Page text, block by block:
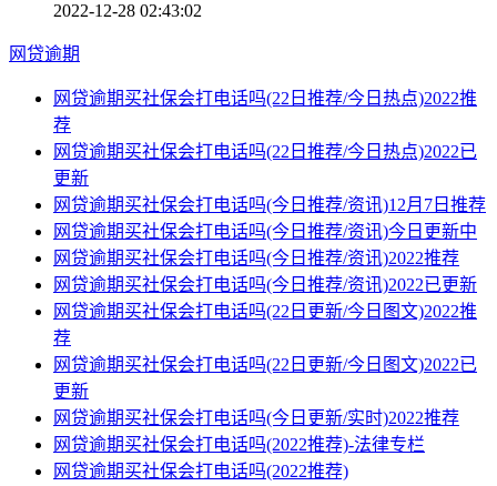
2022-12-28 02:43:02
网贷逾期
网贷逾期买社保会打电话吗(22日推荐/今日热点)2022推
荐
网贷逾期买社保会打电话吗(22日推荐/今日热点)2022已
更新
网贷逾期买社保会打电话吗(今日推荐/资讯)12月7日推荐
网贷逾期买社保会打电话吗(今日推荐/资讯)今日更新中
网贷逾期买社保会打电话吗(今日推荐/资讯)2022推荐
网贷逾期买社保会打电话吗(今日推荐/资讯)2022已更新
网贷逾期买社保会打电话吗(22日更新/今日图文)2022推
荐
网贷逾期买社保会打电话吗(22日更新/今日图文)2022已
更新
网贷逾期买社保会打电话吗(今日更新/实时)2022推荐
网贷逾期买社保会打电话吗(2022推荐)-法律专栏
网贷逾期买社保会打电话吗(2022推荐)